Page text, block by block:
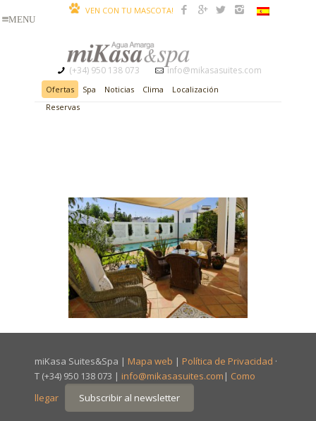
(+34) 950 138 073 info@mikasasuites.com
VEN CON TU MASCOTA!
Ofertas Spa Noticias Clima
Localización
Reservas
miKasa Suites&Spa | Mapa web | Política de Privacidad ·
T (+34) 950 138 073 | info@mikasasuites.com | Como
llegar